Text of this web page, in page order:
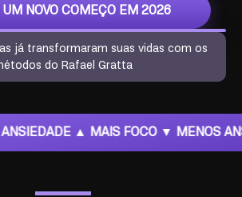
UM NOVO COMEÇO EM 2026
já transformaram suas vidas com os
do Rafael Gratta
FOCO ▼ MENOS ANSIEDADE ▲